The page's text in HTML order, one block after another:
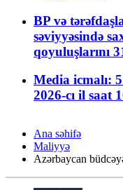
BP və
səviyyəsində
qoyuluşlarını
Media icmalı:
2026-cı il saat
Ana səhifə
Maliyyə
Azərbaycan